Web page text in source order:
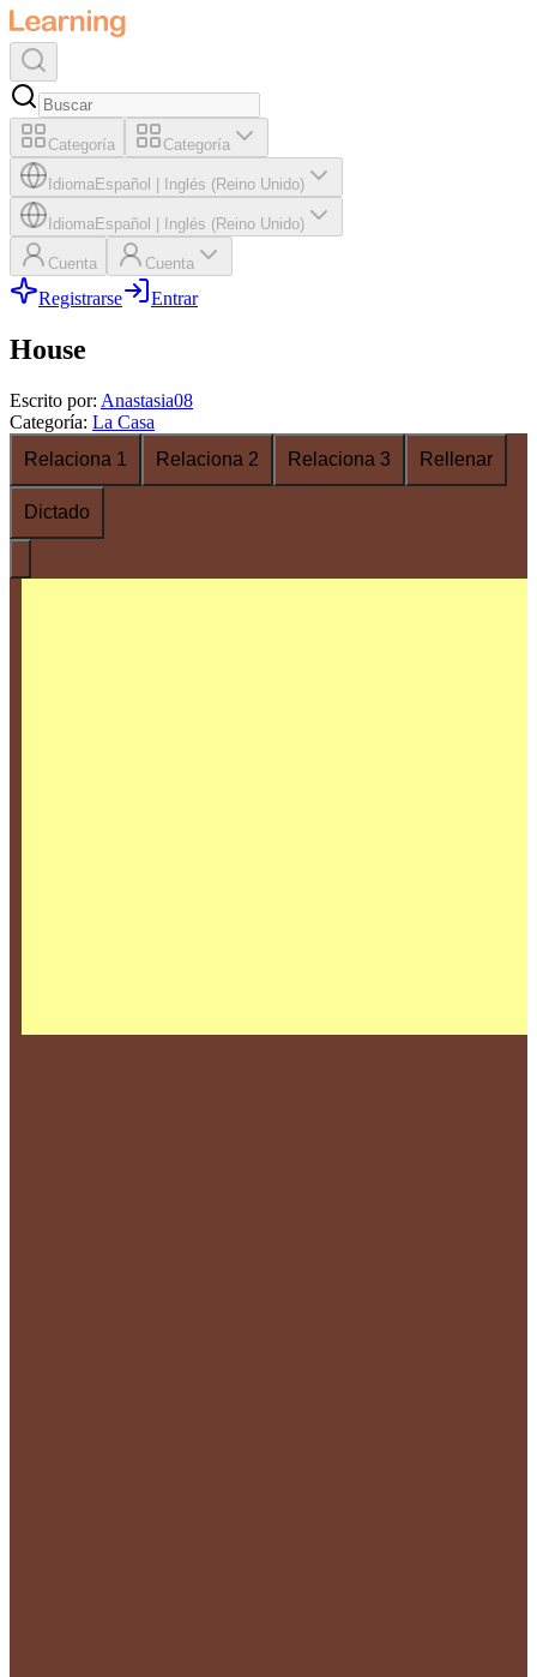
Categoría Categoría
IdiomaEspañol Inglés (Reino Unido)
IdiomaEspañol Inglés (Reino Unido)
Cuenta Cuenta
Registrarse Entrar
House
Escrito por: Anastasia08
Categoría: La Casa
Relaciona 1
Relaciona 2 Relaciona 3 Rellenar
Dictado